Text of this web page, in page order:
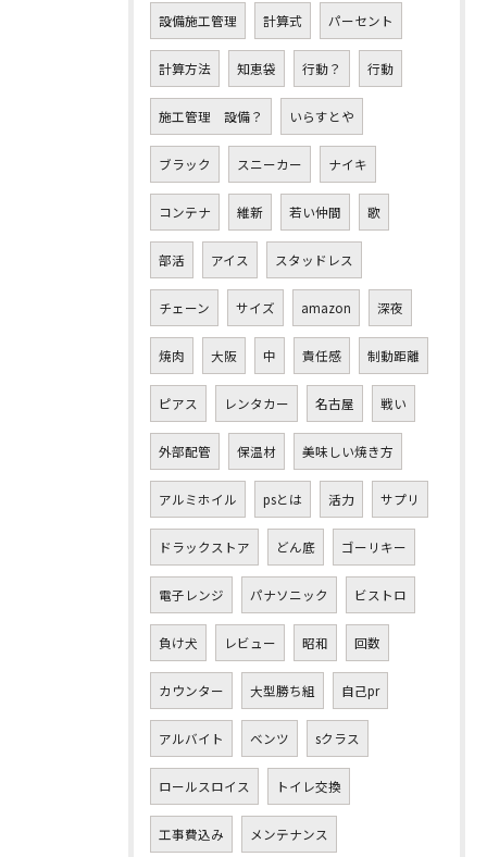
設備施工管理 計算式 パーセント
計算方法 知恵袋 行動？ 行動
施工管理 設備？ いらすとや
ブラック スニーカー ナイキ
コンテナ 維新 若い仲間 歌
部活 アイス スタッドレス
チェーン サイズ amazon 深夜
焼肉 大阪 中 責任感 制動距離
ピアス レンタカー 名古屋 戦い
外部配管 保温材 美味しい焼き方
アルミホイル psとは 活力 サプリ
ドラックストア どん底 ゴーリキー
電子レンジ パナソニック ビストロ
負け犬 レビュー 昭和 回数
カウンター 大型勝ち組 自己pr
アルバイト ベンツ sクラス
ロールスロイス トイレ交換
工事費込み メンテナンス